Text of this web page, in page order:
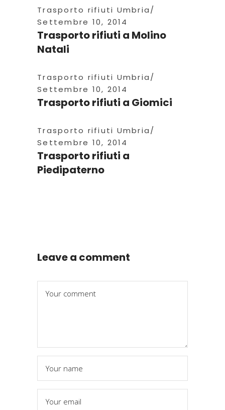
Trasporto rifiuti Umbria
Settembre 10, 2014
Trasporto rifiuti a Molino
Natali
Trasporto rifiuti Umbria
Settembre 10, 2014
Trasporto rifiuti a Giomici
Trasporto rifiuti Umbria
Settembre 10, 2014
Trasporto rifiuti a
Piedipaterno
Leave a comment